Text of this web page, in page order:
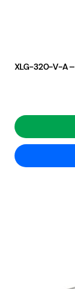
XLG-320-V-A –